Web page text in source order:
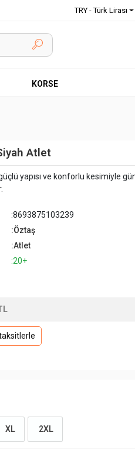
TRY - Türk Lirası
KORSE
Atlet
yapısı ve konforlu kesimiyle
:8693875103239
:Öztaş
:Atlet
:20+
XL 2XL